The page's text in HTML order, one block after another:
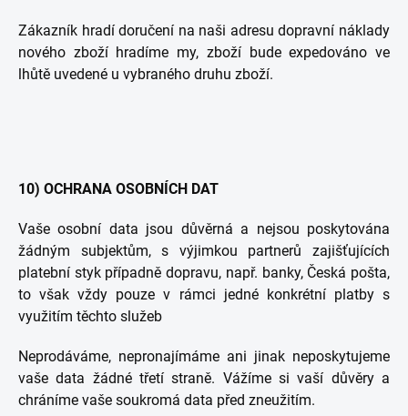
Zákazník hradí doručení na naši adresu dopravní náklady
nového zboží hradíme my, zboží bude expedováno ve
lhůtě uvedené u vybraného druhu zboží.
10) OCHRANA OSOBNÍCH DAT
Vaše osobní data jsou důvěrná a nejsou poskytována
žádným subjektům, s výjimkou partnerů zajišťujících
platební styk případně dopravu, např. banky, Česká pošta,
to však vždy pouze v rámci jedné konkrétní platby s
využitím těchto služeb
Neprodáváme, nepronajímáme ani jinak neposkytujeme
vaše data žádné třetí straně. Vážíme si vaší důvěry a
chráníme vaše soukromá data před zneužitím.